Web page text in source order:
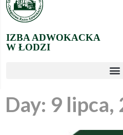
IZBA ADWOKACKA
W ŁODZI
Day: 9 lipca,